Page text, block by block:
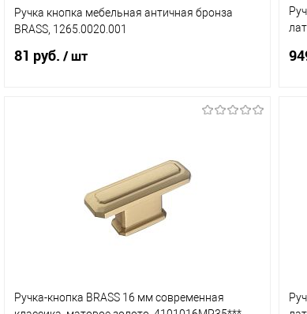
Ручка кнопка мебельная античная бронза
BRASS, 1265.0020.001
81 руб. / шт
Сравнение
В наличии (1)
Ручка-кнопка BRASS 16 мм современная